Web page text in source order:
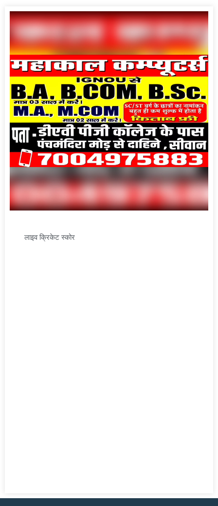
लाइव क्रिकेट स्कोर